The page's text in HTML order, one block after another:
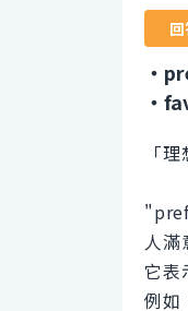
・
・
「
人滿
它表
例如